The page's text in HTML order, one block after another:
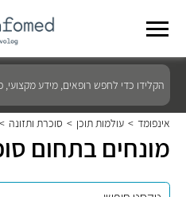
הקלידו
כדי
לחפש
רופאים,
מידע
מקצועי,
פורומים
אינפומד > עולמות תוכן > סוכרת ותזונה >
מונחים בתחום